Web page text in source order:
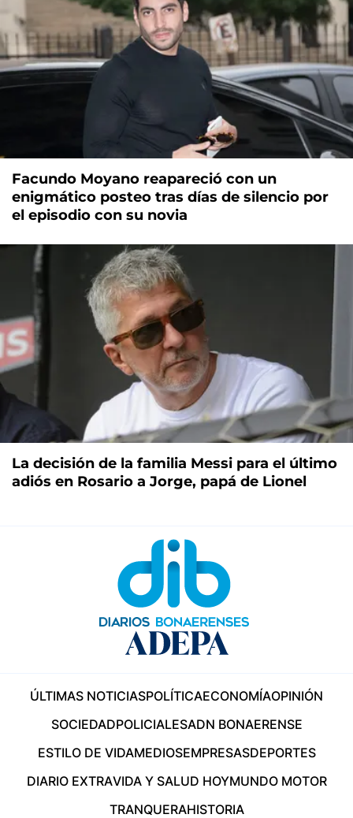
Facundo Moyano reapareció con un
enigmático posteo tras días de silencio por
el episodio con su novia
La decisión de la familia Messi para el último
adiós en Rosario a Jorge, papá de Lionel
ÚLTIMAS NOTICIASPOLÍTICAECONOMÍAOPINIÓN
SOCIEDADPOLICIALESADN BONAERENSE
ESTILO DE VIDAMEDIOSEMPRESASDEPORTES
DIARIO EXTRAVIDA Y SALUD HOYMUNDO MOTOR
TRANQUERAHISTORIA